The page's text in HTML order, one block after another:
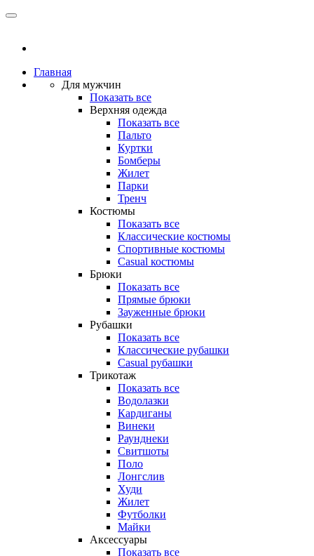
Главная
Для мужчин
Показать все
Верхняя одежда
Показать все
Пальто
Куртки
Бомберы
Жилет
Парки
Тренч
Костюмы
Показать все
Классические костюмы
Спортивные костюмы
Casual костюмы
Брюки
Показать все
Прямые брюки
Зауженные брюки
Рубашки
Показать все
Классические рубашки
Casual рубашки
Трикотаж
Показать все
Водолазки
Кардиганы
Винеки
Раунднеки
Свитшоты
Поло
Лонгслив
Худи
Жилет
Футболки
Майки
Аксессуары
Показать все